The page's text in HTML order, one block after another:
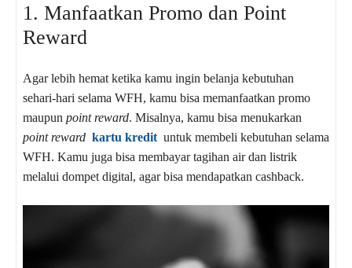
1. Manfaatkan Promo dan Point
Reward
Agar lebih hemat ketika kamu ingin belanja kebutuhan
sehari-hari selama WFH, kamu bisa memanfaatkan promo
maupun point reward. Misalnya, kamu bisa menukarkan
point reward kartu kredit untuk membeli kebutuhan selama
WFH. Kamu juga bisa membayar tagihan air dan listrik
melalui dompet digital, agar bisa mendapatkan cashback.